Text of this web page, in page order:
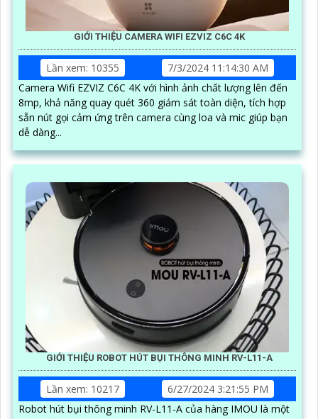
GIỚI THIỆU CAMERA WIFI EZVIZ C6C 4K
Lần xem: 10355
7/3/2024 11:14:30 AM
Camera Wifi EZVIZ C6C 4K với hình ảnh chất lượng lên đến
8mp, khả năng quay quét 360 giám sát toàn diện, tích hợp
sẵn nút gọi cảm ứng trên camera cùng loa và mic giúp bạn
dễ dàng...
GIỚI THIỆU ROBOT HÚT BỤI THÔNG MINH RV-L11-A
Lần xem: 10217
6/27/2024 3:21:55 PM
Robot hút bụi thông minh RV-L11-A của hàng IMOU là một